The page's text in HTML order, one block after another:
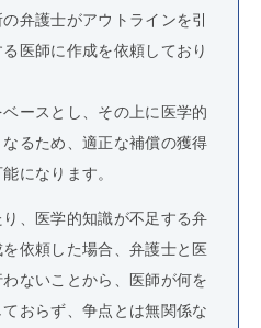
弁護士がアウトラインを引
医師に作成を依頼しており
ースとし、その上に医学的
るため、適正な補償の獲得
になります。
、医学的知識が不足する弁
依頼した場合、弁護士と医
ないことから、医師が何を
おらず、争点とは無関係な